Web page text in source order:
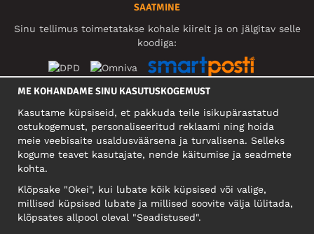
SAATMINE
Sinu tellimus toimetatakse kohale kiirelt ja on jälgitav selle
koodiga:
FIRMA
Mäeküla tn 9, EE-13525 Tallinn
Reg: 17449603, KMKR: EE102960721
ME KOHANDAME SINU KASUTUSKOGEMUST
Kasutame küpsiseid, et pakkuda teile isikupärastatud
ostukogemust, personaliseeritud reklaami ning hoida
meie veebisaite usaldusväärsena ja turvalisena. Selleks
kogume teavet kasutajate, nende käitumise ja seadmete
kohta.
Klõpsake "Okei", kui lubate kõik küpsised või valige,
millised küpsised lubate ja millised soovite välja lülitada,
klõpsates allpool oleval "Seadistused".